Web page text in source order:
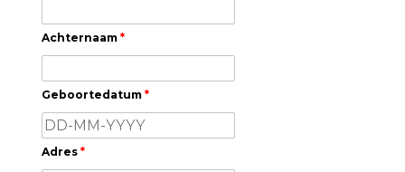
Achternaam *
Geboortedatum *
Adres *